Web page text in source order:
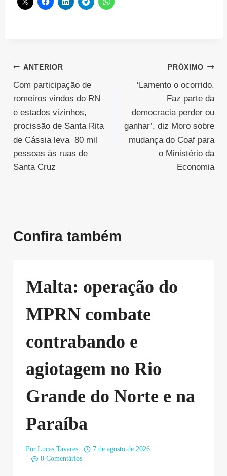
Navegação
de
Post
ANTERIOR
Com participação de
romeiros vindos do RN
e estados vizinhos,
procissão de Santa Rita
de Cássia leva 80 mil
pessoas às ruas de
Santa Cruz
PRÓXIMO
‘Lamento o ocorrido.
Faz parte da
democracia perder ou
ganhar’, diz Moro sobre
mudança do Coaf para
o Ministério da
Economia
Confira também
Malta: operação do
MPRN combate
contrabando e
agiotagem no Rio
Grande do Norte e na
Paraíba
Por Lucas Tavares
7 de agosto de 2026
0 Comentários